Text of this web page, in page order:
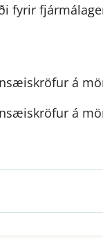
fyrir
á
á